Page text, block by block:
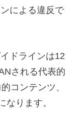
による違反で
ドラインは12
される代表的
コンテンツ、
なります。